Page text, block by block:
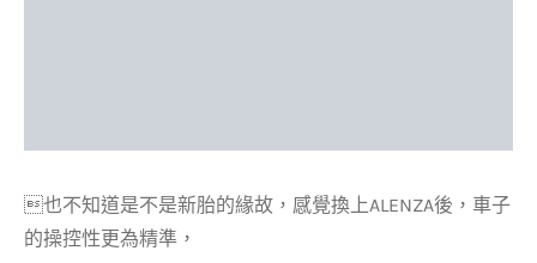
也不知道是不是新胎的緣故，感覺換上ALENZA後，車子
的操控性更為精準，